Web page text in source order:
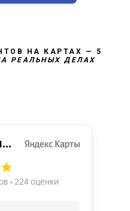
НА КАРТАХ — 5
РЕАЛЬНЫХ ДЕЛАХ